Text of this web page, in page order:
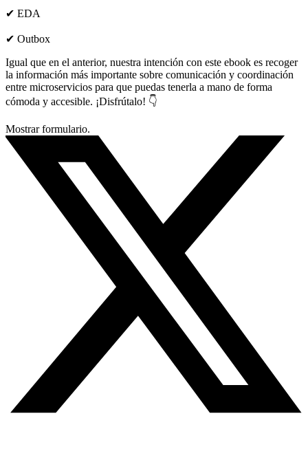
✔︎ EDA
✔︎ Outbox
Igual que en el anterior, nuestra intención con este ebook es recoger
la información más importante sobre comunicación y coordinación
entre microservicios para que puedas tenerla a mano de forma
cómoda y accesible. ¡Disfrútalo! 👇
Mostrar formulario.